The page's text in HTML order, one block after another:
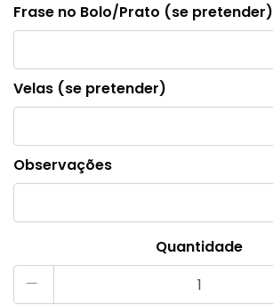
Frase no Bolo/Prato (se pretender)
Velas (se pretender)
Observações
Quantidade
-